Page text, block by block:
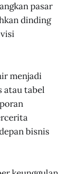
pasar
dinding
menjadi
atau tabel
bisnis